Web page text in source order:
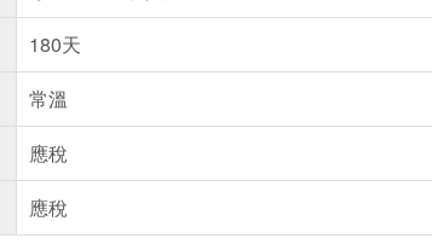
180天
常溫
應稅
應稅